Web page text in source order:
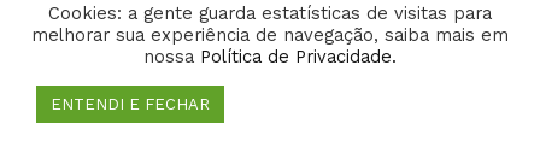
Cookies: a gente guarda estatísticas de visitas para
melhorar sua experiência de navegação, saiba mais em
nossa Política de Privacidade.
ENTENDI E FECHAR